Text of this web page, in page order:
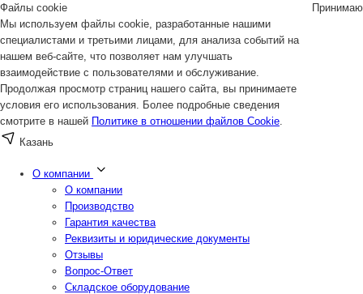
Файлы cookie
Мы используем файлы cookie, разработанные нашими
специалистами и третьими лицами, для анализа событий на
нашем веб-сайте, что позволяет нам улучшать
взаимодействие с пользователями и обслуживание.
Продолжая просмотр страниц нашего сайта, вы принимаете
условия его использования. Более подробные сведения
смотрите в нашей Политике в отношении файлов Cookie.
Принимаю
Казань
О компании
О компании
Производство
Гарантия качества
Реквизиты и юридические документы
Отзывы
Вопрос-Ответ
Складское оборудование